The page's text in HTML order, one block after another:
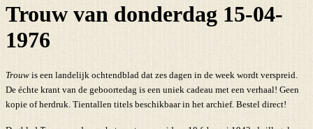
Trouw van donderdag 15-04-
1976
Trouw is een landelijk ochtendblad dat zes dagen in de week wordt verspreid.
De échte krant van de geboortedag is een uniek cadeau met een verhaal! Geen
kopie of herdruk. Tientallen titels beschikbaar in het archief. Bestel direct!